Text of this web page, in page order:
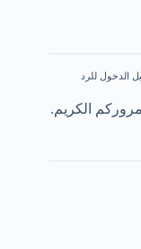
الدخول للرد
الكريم.